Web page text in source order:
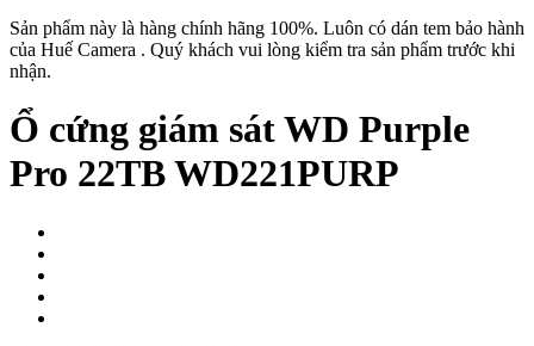
Sản phẩm này là hàng chính hãng 100%. Luôn có dán tem bảo hành
của Huế Camera . Quý khách vui lòng kiểm tra sản phẩm trước khi
nhận.
Ổ cứng giám sát WD Purple
Pro 22TB WD221PURP